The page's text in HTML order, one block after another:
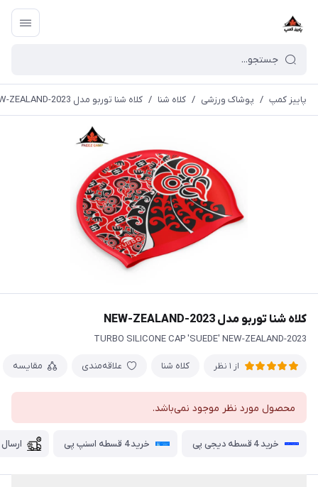
پاییز کمپ / پوشاک ورزشی / کلاه شنا / کلاه شنا توربو مدل NEW-ZEALAND-2023
کلاه شنا توربو مدل NEW-ZEALAND-2023
TURBO SILICONE CAP 'SUEDE' NEW-ZEALAND-2023
از 1 نظر کلاه شنا علاقه‌مندی مقایسه
محصول مورد نظر موجود نمی‌باشد.
خرید 4 قسطه دیجی پی خرید 4 قسطه اسنپ پی